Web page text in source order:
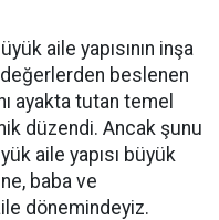
aile yapısının inşa
beslenen
ayakta tutan temel
düzendi. Ancak şunu
aile yapısı büyük
baba ve
dönemindeyiz.